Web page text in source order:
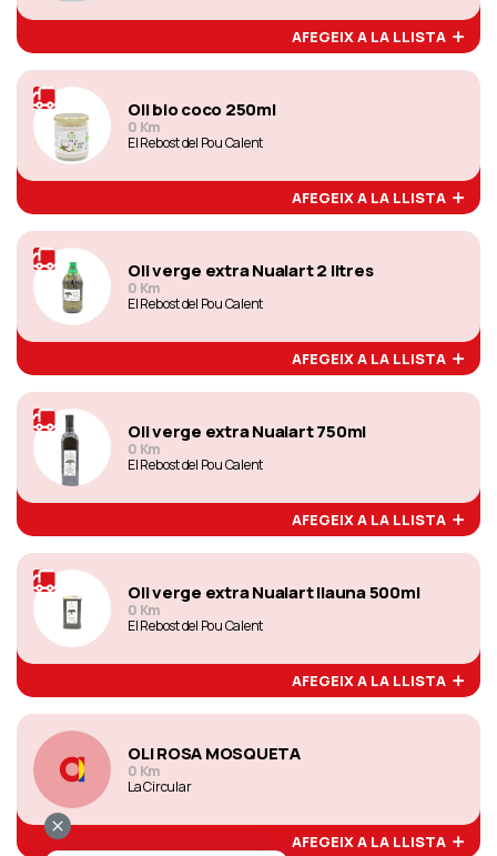
AFEGEIX A LA LLISTA
Oli bio coco 250ml
0 Km
El Rebost del Pou Calent
AFEGEIX A LA LLISTA
Oli verge extra Nualart 2 litres
0 Km
El Rebost del Pou Calent
AFEGEIX A LA LLISTA
Oli verge extra Nualart 750ml
0 Km
El Rebost del Pou Calent
AFEGEIX A LA LLISTA
Oli verge extra Nualart llauna 500ml
0 Km
El Rebost del Pou Calent
AFEGEIX A LA LLISTA
OLI ROSA MOSQUETA
0 Km
La Circular
AFEGEIX A LA LLISTA